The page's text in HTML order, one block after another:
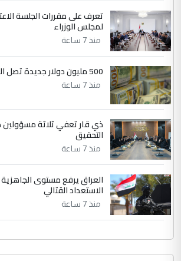
الموضوع :
بين الإهمال واغتصاب الأرض..
الرافدين تعاني الجفاف والتصحر!!
تعرف على مقررات الجلسة
لمجلس الوزراء
منذ 7 ساعة
500 مليون دولار جديدة تصل العراق من الفيدرالي
منذ 7 ساعة
ذي قار تعفي ثلاثة مسؤولين
التحقيق
منذ 7 ساعة
العراق يرفع مستوى الجاهزية
الاستعداد القتالي
منذ 7 ساعة